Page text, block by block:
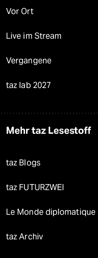
Vor Ort
Live im Stream
Vergangene
taz lab 2027
Mehr taz Lesestoff
taz Blogs
taz FUTURZWEI
Le Monde diplomatique
taz Archiv